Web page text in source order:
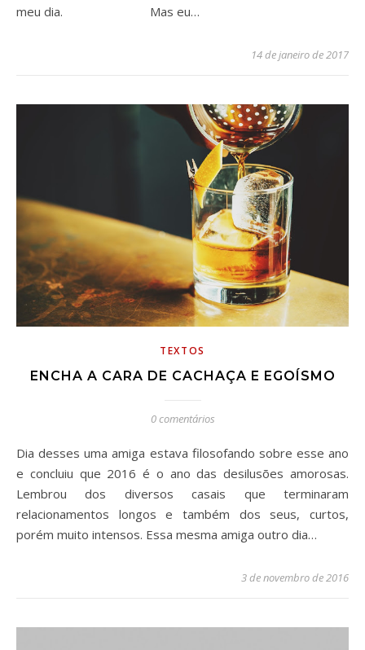
meu dia. ⠀⠀⠀⠀⠀⠀⠀⠀⠀ Mas eu…
14 de janeiro de 2017
TEXTOS
ENCHA A CARA DE CACHAÇA E EGOÍSMO
0 comentários
Dia desses uma amiga estava filosofando sobre esse ano
e concluiu que 2016 é o ano das desilusões amorosas.
Lembrou dos diversos casais que terminaram
relacionamentos longos e também dos seus, curtos,
porém muito intensos. Essa mesma amiga outro dia…
3 de novembro de 2016